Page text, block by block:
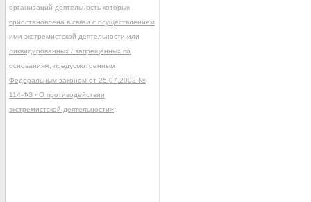
организаций деятельность которых
приостановлена в связи с осуществлением
ими экстремистской деятельности или
ликвидированных / запрещённых по
основаниям, предусмотренным
Федеральным законом от 25.07.2002 №
114-ФЗ «О противодействии
экстремистской деятельности»